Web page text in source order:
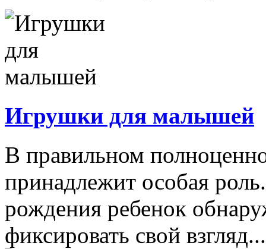
Игрушки для малышей
В правильном
принадлежит особая
рождения ребенок
фиксировать свой взгляд...